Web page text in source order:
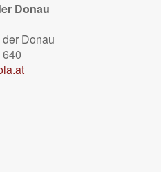
Donau
Donau